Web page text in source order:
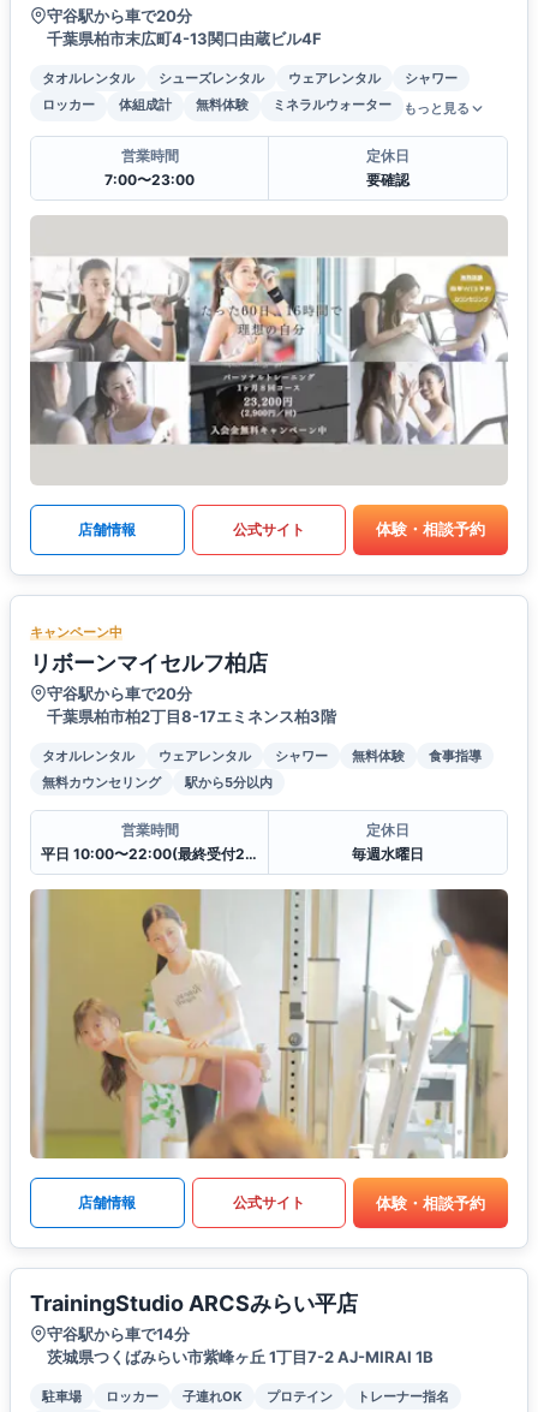
守谷駅から車で20分
千葉県柏市末広町4-13関口由蔵ビル4F
タオルレンタル シューズレンタル ウェアレンタル
シャワー
ロッカー
体組成計 無料体験 ミネラルウォーター もっと見る
営業時間
7:00〜23:00
定休日
要確認
店舗情報 公式サイト 体験・相談予約
キャンペーン中
リボーンマイセルフ柏店
守谷駅から車で20分
千葉県柏市柏2丁目8-17エミネンス柏3階
タオルレンタル ウェアレンタル シャワー 無料体験
食事指導
無料カウンセリング
駅から5分以内
営業時間
平日 10:00〜22:00(最終受付21:00)
定休日
毎週水曜日
店舗情報 公式サイト 体験・相談予約
TrainingStudio ARCSみらい平店
守谷駅から車で14分
茨城県つくばみらい市紫峰ヶ丘 1丁目7-2 AJ-MIRAI 1B
駐車場 ロッカー 子連れOK プロテイン トレーナー指名